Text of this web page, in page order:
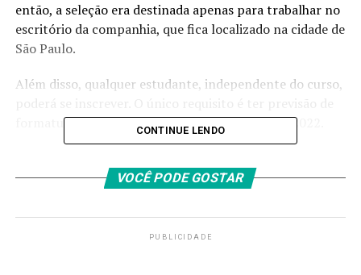
então, a seleção era destinada apenas para trabalhar no
escritório da companhia, que fica localizado na cidade de
São Paulo.
Além disso, qualquer estudante, independente do curso,
formatura entre dezembro de 2021 e março de 2022.
deProgramas de Estágios do Google, os candidatos
competências e não necessariamente pelas áreas que
CONTINUE LENDO
VOCÊ PODE GOSTAR
PUBLICIDADE